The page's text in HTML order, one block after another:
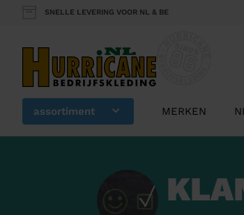
SNELLE LEVERING VOOR NL & BE
assortiment MERKEN